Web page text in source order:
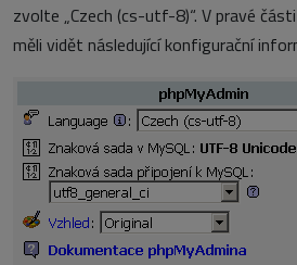
zvolte „Czech (cs-utf-8)“. V pravé
měli vidět následující konfigurační